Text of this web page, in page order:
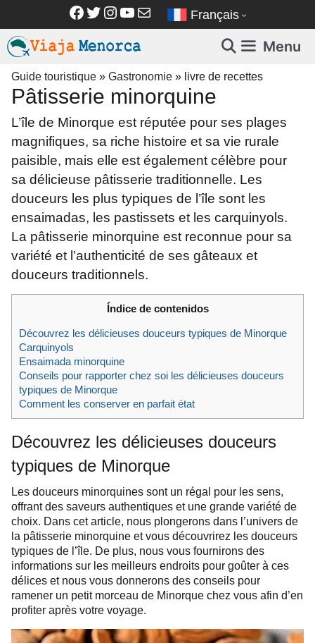
contenu
Facebook
Twitter
Instagram
YouTube
E-mail Français
Menu
Guide touristique » Gastronomie » livre de recettes
Pâtisserie minorquine
L’île de Minorque est réputée pour ses plages
magnifiques, sa riche histoire et sa vie rurale
paisible, mais elle est également célèbre pour
sa délicieuse pâtisserie traditionnelle. Les
douceurs les plus typiques de l’île sont les
ensaimadas, les pastissets et les carquinyols.
La pâtisserie minorquine est reconnue pour sa
variété et l’authenticité de ses gâteaux et
douceurs traditionnels.
Índice de contenidos
Découvrez les délicieuses douceurs typiques de Minorque
Carquinyols
Ensaimada minorquine
Conseils pour rapporter chez soi les délicieuses douceurs
typiques de Minorque
Comment les conserver en parfait état
Découvrez les délicieuses douceurs
typiques de Minorque
Les douceurs minorquines sont un régal pour les sens,
offrant des saveurs authentiques et une grande variété de
choix. Dans cet article, nous plongerons dans l’univers de
la pâtisserie minorquine et vous découvrirez les douceurs
typiques de l’île. De plus, nous vous fournirons des
informations sur les meilleurs endroits pour goûter à ces
délices et nous vous donnerons des conseils pour
ramener un petit morceau de Minorque chez vous afin d’en
profiter après votre voyage.